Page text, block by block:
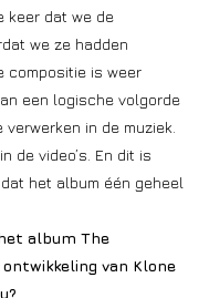
keer dat we de
we ze hadden
compositie is weer
een logische volgorde
in de muziek.
de video’s. En dit is
het album één geheel
album The
ontwikkeling van Klone